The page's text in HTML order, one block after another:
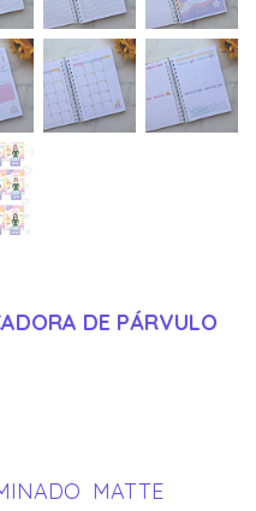
DE PÁRVULO
MATTE